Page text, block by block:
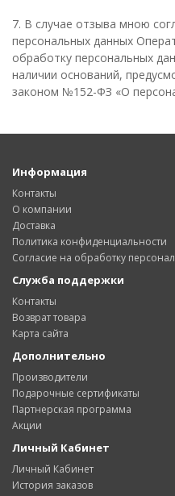
7. В случае отзыва мною
персональных данных
обработку персональных
наличии оснований,
законом №152-ФЗ «О
Информация
Контакты
О компании
Доставка
Политика конфиденциальности
Согласие на обработку
Служба поддержки
Контакты
Возврат товара
Карта сайта
Дополнительно
Производители
Подарочные сертификаты
Партнерская программа
Акции
Личный Кабинет
Личный Кабинет
История заказов